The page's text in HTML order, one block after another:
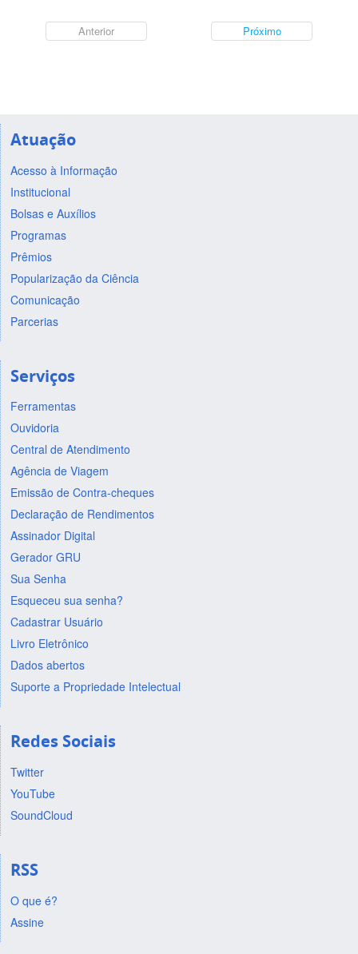
Anterior Próximo
Atuação
Acesso à Informação
Institucional
Bolsas e Auxílios
Programas
Prêmios
Popularização da Ciência
Comunicação
Parcerias
Serviços
Ferramentas
Ouvidoria
Central de Atendimento
Agência de Viagem
Emissão de Contra-cheques
Declaração de Rendimentos
Assinador Digital
Gerador GRU
Sua Senha
Esqueceu sua senha?
Cadastrar Usuário
Livro Eletrônico
Dados abertos
Suporte a Propriedade Intelectual
Redes Sociais
Twitter
YouTube
SoundCloud
RSS
O que é?
Assine